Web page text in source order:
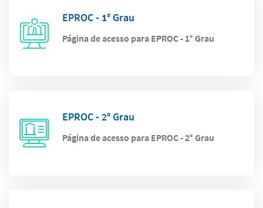
EPROC - 1° Grau
Página de acesso para EPROC - 1° Grau
EPROC - 2° Grau
Página de acesso para EPROC - 2° Grau